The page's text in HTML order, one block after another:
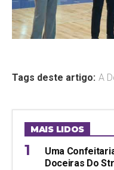
Tags deste artigo: A
MAIS LIDOS
Uma
Doceiras Do